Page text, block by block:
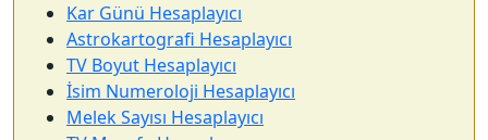
Kar Günü Hesaplayıcı
Astrokartografi Hesaplayıcı
TV Boyut Hesaplayıcı
İsim Numeroloji Hesaplayıcı
Melek Sayısı Hesaplayıcı